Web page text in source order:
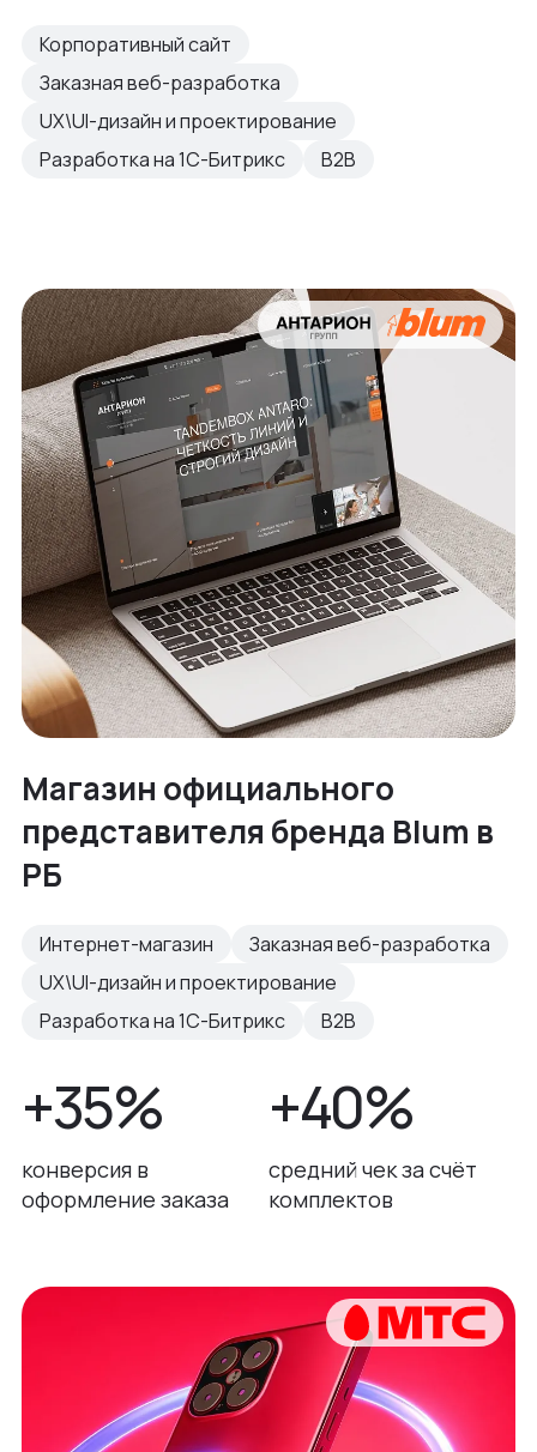
Корпоративный сайт
Заказная веб-разработка
UX\UI-дизайн и проектирование
Разработка на 1С-Битрикс
B2B
Магазин официального
представителя бренда Blum в
РБ
Интернет-магазин
Заказная веб-разработка
UX\UI-дизайн и проектирование
Разработка на 1С-Битрикс
B2B
+35%
конверсия в
оформление заказа
+40%
средний чек за счёт
комплектов